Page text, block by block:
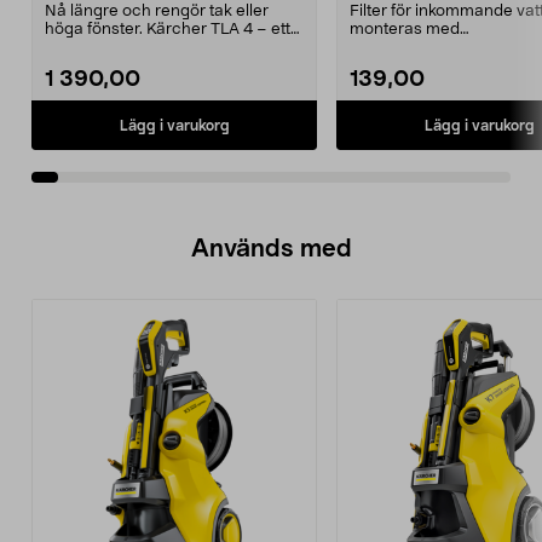
Nå längre och rengör tak eller
höga fönster. Kärcher TLA 4 – ett
1 390,00
Lägg i varukorg
Filter för inkommande
monteras med
139,00
Lägg i varukorg
Används med